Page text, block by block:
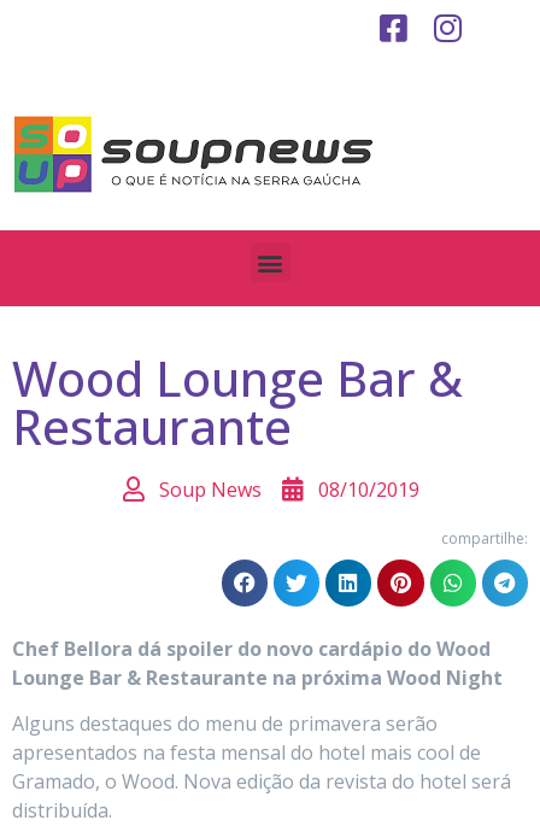
Wood Lounge Bar &
Restaurante
Soup News 08/10/2019
compartilhe:
Chef Bellora dá spoiler do novo cardápio do Wood
Lounge Bar & Restaurante na próxima Wood Night
Alguns destaques do menu de primavera serão
apresentados na festa mensal do hotel mais cool de
Gramado, o Wood. Nova edição da revista do hotel será
distribuída.